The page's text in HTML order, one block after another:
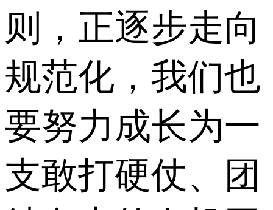
则，正逐步走向
规范化，我们也
要努力成长为一
支敢打硬仗、团